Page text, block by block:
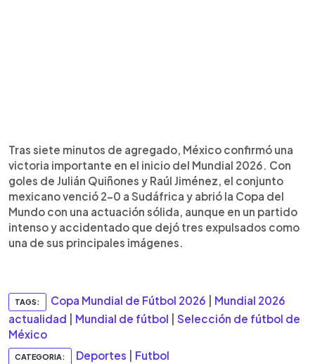
Tras siete minutos de agregado, México confirmó una
victoria importante en el inicio del Mundial 2026. Con
goles de Julián Quiñones y Raúl Jiménez, el conjunto
mexicano venció 2-0 a Sudáfrica y abrió la Copa del
Mundo con una actuación sólida, aunque en un partido
intenso y accidentado que dejó tres expulsados como
una de sus principales imágenes.
TAGS: Copa Mundial de Fútbol 2026
Mundial 2026
actualidad
Mundial de fútbol
Selección de fútbol de
México
CATEGORIA: Deportes Futbol